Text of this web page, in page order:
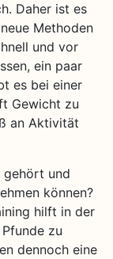
Daher ist es
Methoden
und vor
ein paar
es bei einer
Gewicht zu
an Aktivität
gehört und
können?
hilft in der
zu
dennoch eine